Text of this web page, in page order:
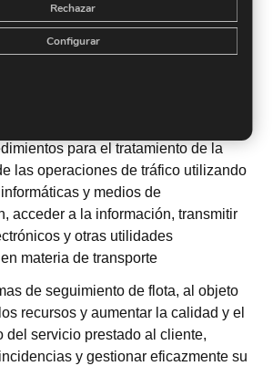
tipologías de las operaciones.
más comunes que pueden
para el tratamiento de la
las operaciones de tráfico utilizando
y medios de
acceder a la información, transmitir
y otras utilidades
materia de transporte
de seguimiento de flota, al objeto
recursos y aumentar la calidad y el
del servicio prestado al cliente,
y gestionar eficazmente su
Rechazar
Configurar